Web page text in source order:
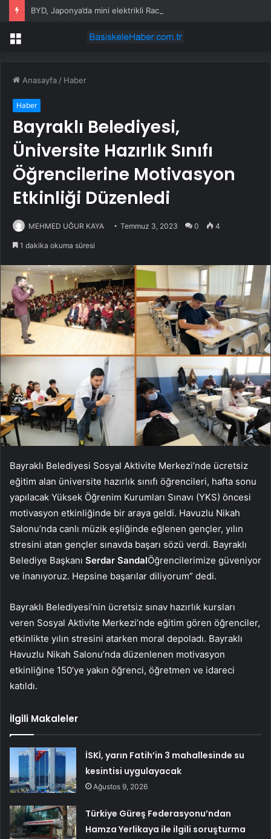
BYD, Japonya’da mini elektrikli Racco ile rekabete giriyor
Menü
Anasayfa / Haber
Haber
Bayraklı Belediyesi,
Üniversite Hazırlık Sınıfı
Öğrencilerine Motivasyon
Etkinliği Düzenledi
MEHMED UĞUR KAYA Temmuz 3, 2023 0 4
1 dakika okuma süresi
Bayraklı Belediyesi Sosyal Aktivite Merkezi’nde ücretsiz
eğitim alan üniversite hazırlık sınıfı öğrencileri, hafta sonu
yapılacak Yüksek Öğrenim Kurumları Sınavı (YKS) öncesi
motivasyon etkinliğinde bir araya geldi. Havuzlu Nikah
Salonu’nda canlı müzik eşliğinde eğlenen gençler, yılın
stresini atan gençler sınavda başarı sözü verdi. Bayraklı
Belediye Başkanı Serdar SandalÖğrencilerimize güveniyor
ve inanıyoruz. Hepsine başarılar diliyorum” dedi.
Bayraklı Belediyesi’nin ücretsiz sınav hazırlık kursları
veren Sosyal Aktivite Merkezi’nde eğitim gören öğrenciler,
etkinlikte yılın stresini atarken moral depoladı. Bayraklı
Havuzlu Nikah Salonu’nda düzenlenen motivasyon
etkinliğine 150’ye yakın öğrenci, öğretmen ve idareci
katıldı.
İlgili Makaleler
İSKİ, yarın Fatih’in 3 mahallesinde su
kesintisi uygulayacak
Ağustos 9, 2026
Türkiye Güreş Federasyonu’ndan
Hamza Yerlikaya ile ilgili soruşturma